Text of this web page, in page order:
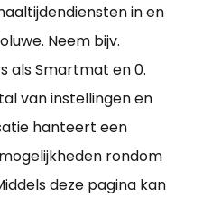
in en
Neem bijv.
als Smartmat en 0.
van instellingen en
hanteert een
rondom
deze pagina kan